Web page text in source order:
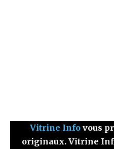
Vitrine Infovous
originaux. Vitrine